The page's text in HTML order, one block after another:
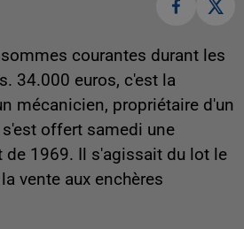
courantes durant les
34.000 euros, c'est la
mécanicien, propriétaire d'un
s'est offert samedi une
de 1969. Il s'agissait du lot le
vente aux enchères